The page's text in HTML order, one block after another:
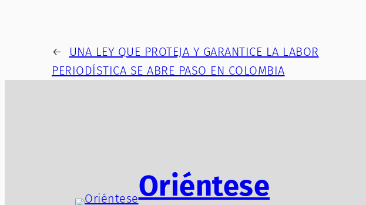
←
UNA LEY QUE PROTEJA Y GARANTICE LA LABOR
PERIODÍSTICA SE ABRE PASO EN COLOMBIA
Oriéntese